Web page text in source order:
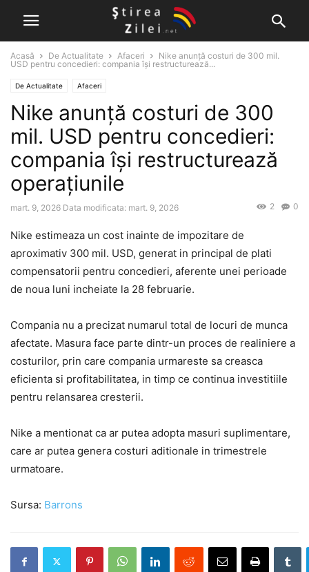
Acasă De Actualitate Afaceri
Nike anunță costuri de 300 mil.
USD pentru concedieri: compania își restructurează...
De Actualitate Afaceri
Nike anunță costuri de 300
mil. USD pentru concedieri:
compania își restructurează
operațiunile
mart. 9, 2026 Data modificata: mart. 9, 2026 0
2
Nike estimeaza un cost inainte de impozitare de
aproximativ 300 mil. USD, generat in principal de plati
compensatorii pentru concedieri, aferente unei perioade
de noua luni incheiate la 28 februarie.
Compania nu a precizat numarul total de locuri de munca
afectate. Masura face parte dintr-un proces de realiniere a
costurilor, prin care compania urmareste sa creasca
eficienta si profitabilitatea, in timp ce continua investitiile
pentru relansarea cresterii.
Nike a mentionat ca ar putea adopta masuri suplimentare,
care ar putea genera costuri aditionale in trimestrele
urmatoare.
Sursa: Barrons